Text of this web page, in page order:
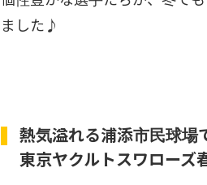
ました♪
熱気溢れる浦添市民球場
東京ヤクルトスワローズ